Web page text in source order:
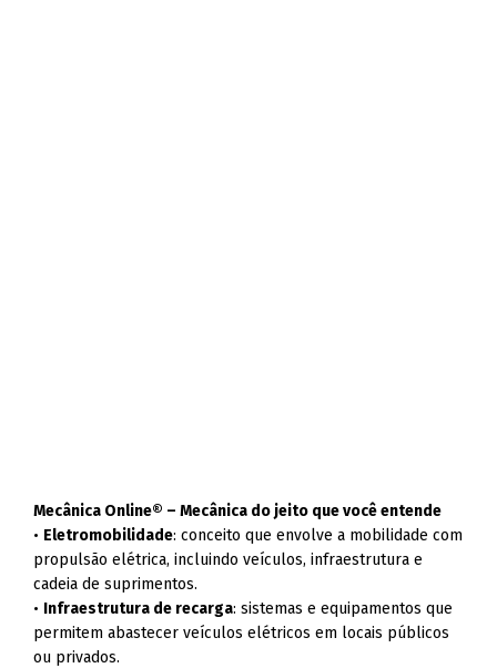
Mecânica Online® – Mecânica do jeito que você entende
• Eletromobilidade: conceito que envolve a mobilidade com
propulsão elétrica, incluindo veículos, infraestrutura e
cadeia de suprimentos.
• Infraestrutura de recarga: sistemas e equipamentos que
permitem abastecer veículos elétricos em locais públicos
ou privados.